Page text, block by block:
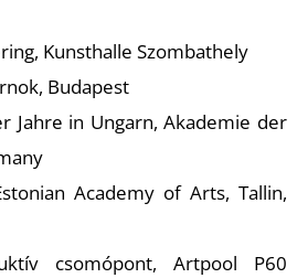
Kunsthalle Szombathely
Budapest
Jahre in Ungarn, Akademie der
Academy of Arts, Tallin,
csomópont, Artpool P60